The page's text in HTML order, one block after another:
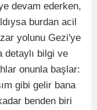
devam ederken,
burdan acil
yolunu Gezi'ye
detaylı bilgi ve
onunla başlar:
gibi gelir bana
benden biri